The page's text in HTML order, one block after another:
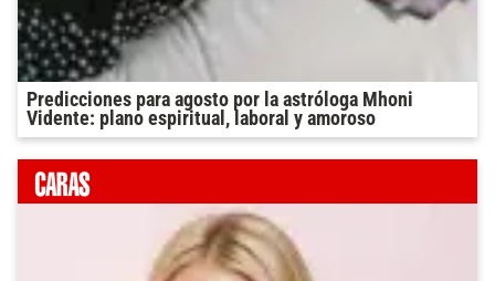
Predicciones para agosto por la astróloga Mhoni
Vidente: plano espiritual, laboral y amoroso